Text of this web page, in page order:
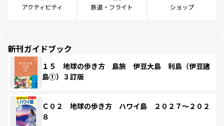
アクティビティ 鉄道・フライト ショップ
新刊ガイドブック
１５ 地球の歩き方 島旅 伊豆大島 利島（伊豆諸
島①）３訂版
Ｃ０２ 地球の歩き方 ハワイ島 ２０２７～２０２
８